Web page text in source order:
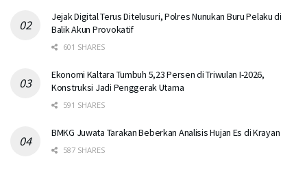
Jejak Digital Terus Ditelusuri, Polres Nunukan Buru Pelaku di
Balik Akun Provokatif
601 SHARES
Ekonomi Kaltara Tumbuh 5,23 Persen di Triwulan I-2026,
Konstruksi Jadi Penggerak Utama
591 SHARES
BMKG Juwata Tarakan Beberkan Analisis Hujan Es di Krayan
587 SHARES